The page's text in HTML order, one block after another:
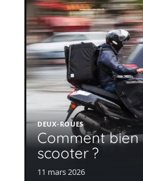
DEUX-ROUES
Comment bien
scooter ?
11 mars 2026